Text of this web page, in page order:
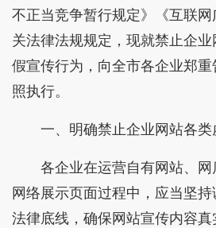
不正当竞争暂行规定》《互联
关法律法规规定，现就禁止企
假宣传行为，向全市各企业郑
照执行。
一、明确禁止企业网站各
各企业在运营自有网站、
网络展示页面过程中，应当坚
法律底线，确保网站宣传内容